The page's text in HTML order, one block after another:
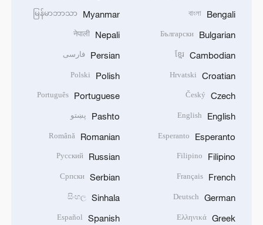
Bengali
বাংলা
Bulgarian
Български
Cambodian
ខ្មែរ
Croatian
Hrvatski
Czech
Český
English
English
Esperanto
Esperanto
Filipino
Filipino
French
Français
German
Deutsch
Greek
Ελληνικά
Myanmar
မြန်မာဘာသာ
Nepali
नेपाली
Persian فارسی
Polish
Polski
Portuguese
Português
Pashto پښتو
Romanian
Română
Russian
Русский
Serbian
Српски
Sinhala
සිංහල
Spanish
Español